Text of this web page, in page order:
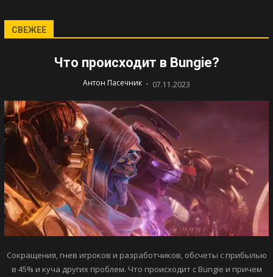
СВЕЖЕЕ
Что происходит в Bungie?
Антон Пасечник - 07.11.2023
Сокращения, гнев игроков и разработчиков, обсчеты с прибылью
в 45% и куча других проблем. Что происходит с Bungie и причем